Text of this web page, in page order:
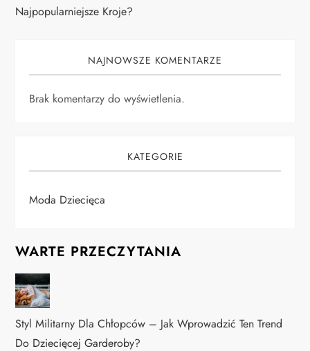
Najpopularniejsze Kroje?
NAJNOWSZE KOMENTARZE
Brak komentarzy do wyświetlenia.
KATEGORIE
Moda Dziecięca
WARTE PRZECZYTANIA
Styl Militarny Dla Chłopców – Jak Wprowadzić Ten Trend
Do Dziecięcej Garderoby?